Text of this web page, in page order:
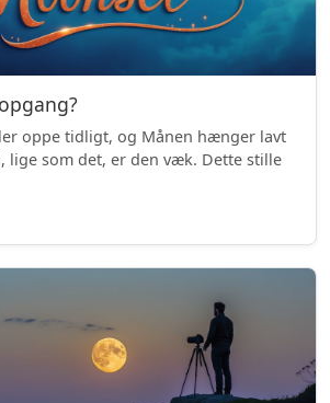
oppe tidligt, og Månen hænger lavt
lige som det, er den væk. Dette stille